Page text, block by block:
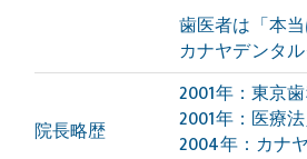
歯医者は「本
カナヤデンタ
院長略歴
2001年：東京
2001年：医療
2004年：カナ